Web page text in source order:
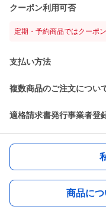
クーポン利用可否
定期・予約商品ではクーポ
支払い方法
複数商品のご注文につい
適格請求書発行事業者登
商品に